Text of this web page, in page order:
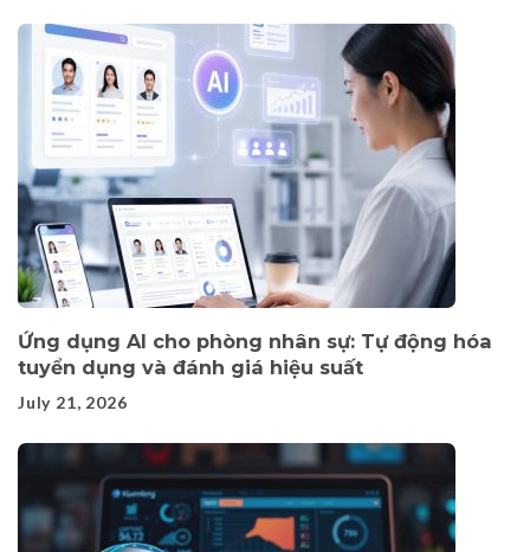
Ứng dụng AI cho phòng nhân sự: Tự động hóa
tuyển dụng và đánh giá hiệu suất
July 21, 2026